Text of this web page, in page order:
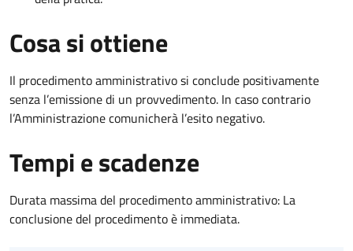
Cosa si ottiene
Il procedimento amministrativo si conclude positivamente
senza l’emissione di un provvedimento. In caso contrario
l’Amministrazione comunicherà l’esito negativo.
Tempi e scadenze
Durata massima del procedimento amministrativo: La
conclusione del procedimento è immediata.